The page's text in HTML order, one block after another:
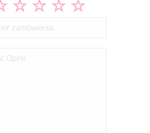
zamówienia:
Opinii: